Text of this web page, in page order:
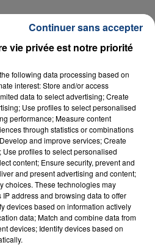
LENS : UNE FEMME ET
VIE ET LA...
par le feu après avoir
et leur bébé de trois mois
vie privée est notre priorité
following data processing based on
interest: Store and/or access
data to select advertising; Create
Use profiles to select personalised
performance; Measure content
through statistics or combinations
and improve services; Create
profiles to select personalised
content; Ensure security, prevent and
and present advertising and content;
choices. These technologies may
address and browsing data to offer
devices based on information actively
data; Match and combine data from
devices; Identify devices based on
Continuer sans accepter